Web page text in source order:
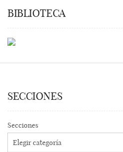
BIBLIOTECA
SECCIONES
Secciones